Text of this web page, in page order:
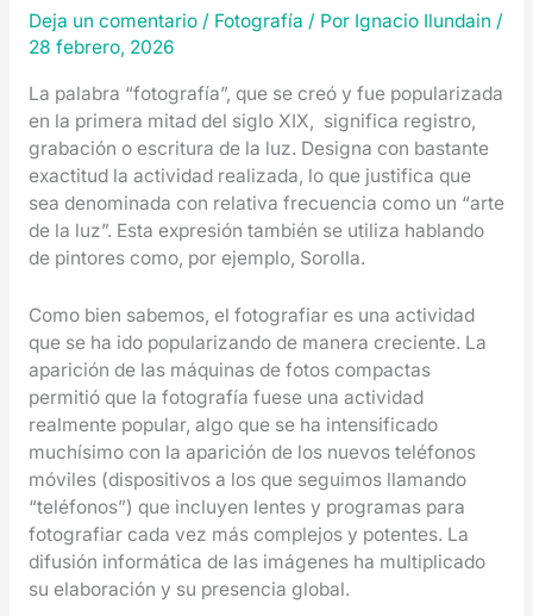
Deja un comentario / Fotografía / Por Ignacio Ilundain /
28 febrero, 2026
La palabra “fotografía”, que se creó y fue popularizada
en la primera mitad del siglo XIX, significa registro,
grabación o escritura de la luz. Designa con bastante
exactitud la actividad realizada, lo que justifica que
sea denominada con relativa frecuencia como un “arte
de la luz”. Esta expresión también se utiliza hablando
de pintores como, por ejemplo, Sorolla.
Como bien sabemos, el fotografiar es una actividad
que se ha ido popularizando de manera creciente. La
aparición de las máquinas de fotos compactas
permitió que la fotografía fuese una actividad
realmente popular, algo que se ha intensificado
muchísimo con la aparición de los nuevos teléfonos
móviles (dispositivos a los que seguimos llamando
“teléfonos”) que incluyen lentes y programas para
fotografiar cada vez más complejos y potentes. La
difusión informática de las imágenes ha multiplicado
su elaboración y su presencia global.